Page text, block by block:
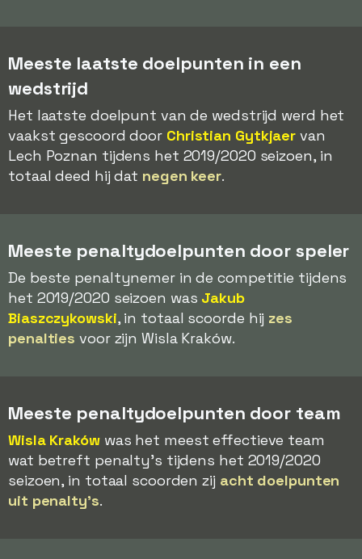
Meeste laatste doelpunten in een
wedstrijd
Het laatste doelpunt van de wedstrijd werd het
vaakst gescoord door Christian Gytkjaer van
Lech Poznan tijdens het 2019/2020 seizoen, in
totaal deed hij dat negen keer.
Meeste penaltydoelpunten door speler
De beste penaltynemer in de competitie tijdens
het 2019/2020 seizoen was Jakub
Biaszczykowski, in totaal scoorde hij zes
penalties voor zijn Wisla Kraków.
Meeste penaltydoelpunten door team
Wisla Krakówwas het meest effectieve team
wat betreft penalty's tijdens het 2019/2020
seizoen, in totaal scoorden zij acht doelpunten
uit penalty's.